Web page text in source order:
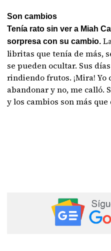
Son cambios
Tenía rato sin ver a Miah
sorpresa con su cambio.
libritas que tenía de más,
se pueden ocultar. Sus
rindiendo frutos. ¡Mira!
abandonar y no, me calló.
y los cambios son más